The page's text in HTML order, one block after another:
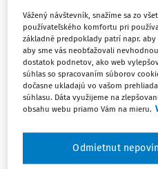
účtovanie
Jedným zo spôsobov
VÚC v súlade so zákonom o
majetku VÚC je prevod
majetku obce, ktorými
a príspevkové organizácie
Ing. Tatiana Macháčová
9. 10. 2025 / 13 minút
Vážený návštevník, snažíme sa zo
používateľského komfortu pri
základné predpoklady patrí napr.
aby sme vás neobťažovali
dostatok podnetov, ako web
súhlas so spracovaním súborov
dočasne ukladajú vo vašom
súhlasu. Dáta využijeme na
obsahu webu priamo Vám na mieru.
Odmietnut